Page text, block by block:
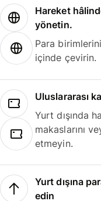
Hareket
yönetin.
Para
içinde çevirin.
Uluslararası
Yurt dışında
makaslarını
etmeyin.
Yurt dışına
edin